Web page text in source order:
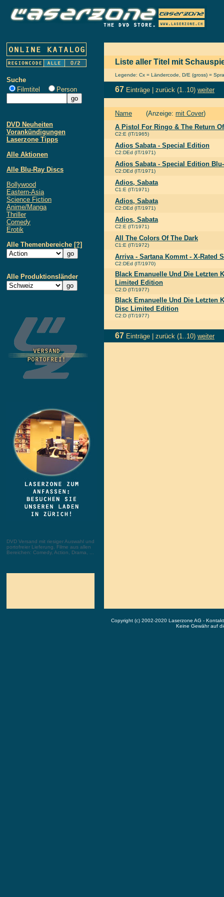
Suche
Filmtitel
Person
DVD Neuheiten
Vorankündigungen
Laserzone Tipps
Alle Aktionen
Alle Blu-Ray Discs
Bollywood
Eastern-Asia
Science Fiction
Anime/Manga
Thriller
Comedy
Erotik
Alle Themenbereiche [?]
Alle Produktionsländer
DVD Versand mit riesiger Auswahl und
portofreier Lieferung. Filme aus allen
Bereichen: Comedy, Action, Drama, ...
Liste aller Titel mit
Legende: Cx = Ländercode, D/E (gross) =
67 Einträge | zurück (1..10) weiter
Name (Anzeige: mit Cover)
A Pistol For Ringo & The Return
C2:E (IT/1965)
Adios Sabata - Special Edition
C2:DEd (IT/1971)
Adios Sabata - Special Edition
C2:DEd (IT/1971)
Adios, Sabata
C1:E (IT/1971)
Adios, Sabata
C2:DEd (IT/1971)
Adios, Sabata
C2:E (IT/1971)
All The Colors Of The Dark
C1:E (IT/1972)
Arriva - Sartana Kommt - X-Rated
C2:DEd (IT/1970)
Black Emanuelle Und Die Letzten
Limited Edition
C2:D (IT/1977)
Black Emanuelle Und Die Letzten
Disc Limited Edition
C2:D (IT/1977)
67 Einträge | zurück (1..10) weiter
Copyright (c) 2002-2020 Laserzone AG -
Keine Gewähr auf